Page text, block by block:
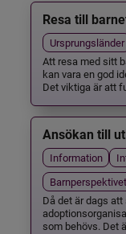
Resa till
Ursprungsländer
Att resa med sitt
kan vara en god
Det viktiga är att
Ansökan till
Information
Barnperspektivet
Då det är dags
som behövs. Det